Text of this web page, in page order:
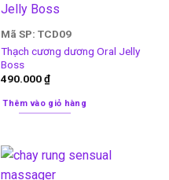
Mã SP: TCD09
Thạch cương dương Oral Jelly
Boss
490.000₫
Thêm vào giỏ hàng